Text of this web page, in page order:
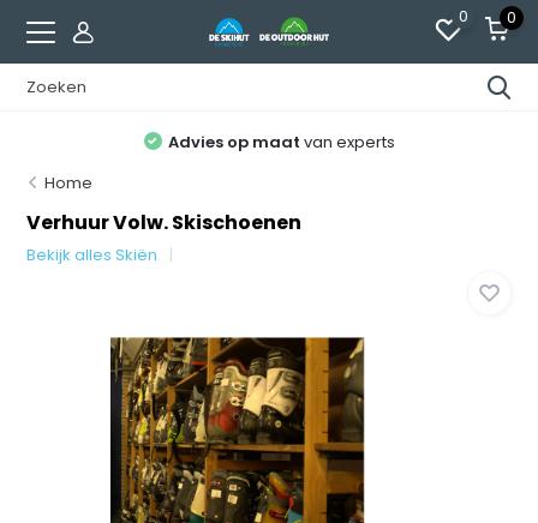
0 0
Advies op maat van experts
Home
Verhuur Volw. Skischoenen
Bekijk alles Skiën